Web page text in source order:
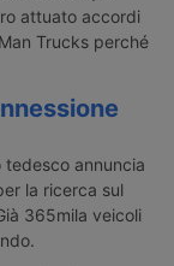
attuato accordi
Trucks perché
annuncia
la ricerca sul
365mila veicoli